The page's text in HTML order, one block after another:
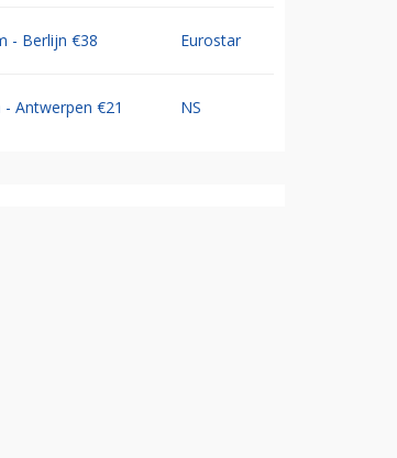
- Berlijn €38 Eurostar
- Antwerpen €21 NS